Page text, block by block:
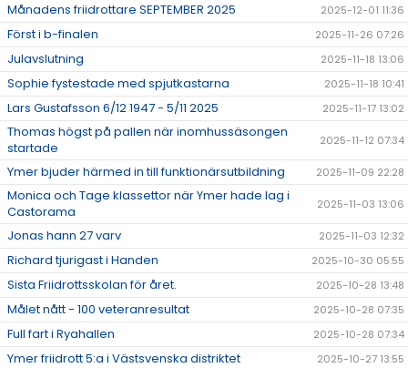
Månadens friidrottare SEPTEMBER 2025 2025-12-01 11:36
Först i b-finalen 2025-11-26 07:26
Julavslutning 2025-11-18 13:06
Sophie fystestade med spjutkastarna 2025-11-18 10:41
Lars Gustafsson 6/12 1947 - 5/11 2025 2025-11-17 13:02
Thomas högst på pallen när inomhussäsongen
startade
2025-11-12 07:34
Ymer bjuder härmed in till funktionärsutbildning 2025-11-09 22:28
Monica och Tage klassettor när Ymer hade lag i
Castorama
2025-11-03 13:06
Jonas hann 27 varv 2025-11-03 12:32
Richard tjurigast i Handen 2025-10-30 05:55
Sista Friidrottsskolan för året. 2025-10-28 13:48
Målet nått - 100 veteranresultat 2025-10-28 07:35
Full fart i Ryahallen 2025-10-28 07:34
Ymer friidrott 5:a i Västsvenska distriktet 2025-10-27 13:55